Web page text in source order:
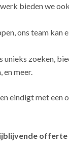
bieden we
ons team kan
unieks zoeken,
meer.
eindigt met een
offerte